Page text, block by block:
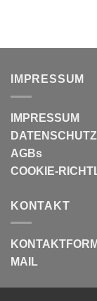
IMPRESSUM
IMPRESSUM
AGBs
COOKIE-
KONTAKT
MAIL